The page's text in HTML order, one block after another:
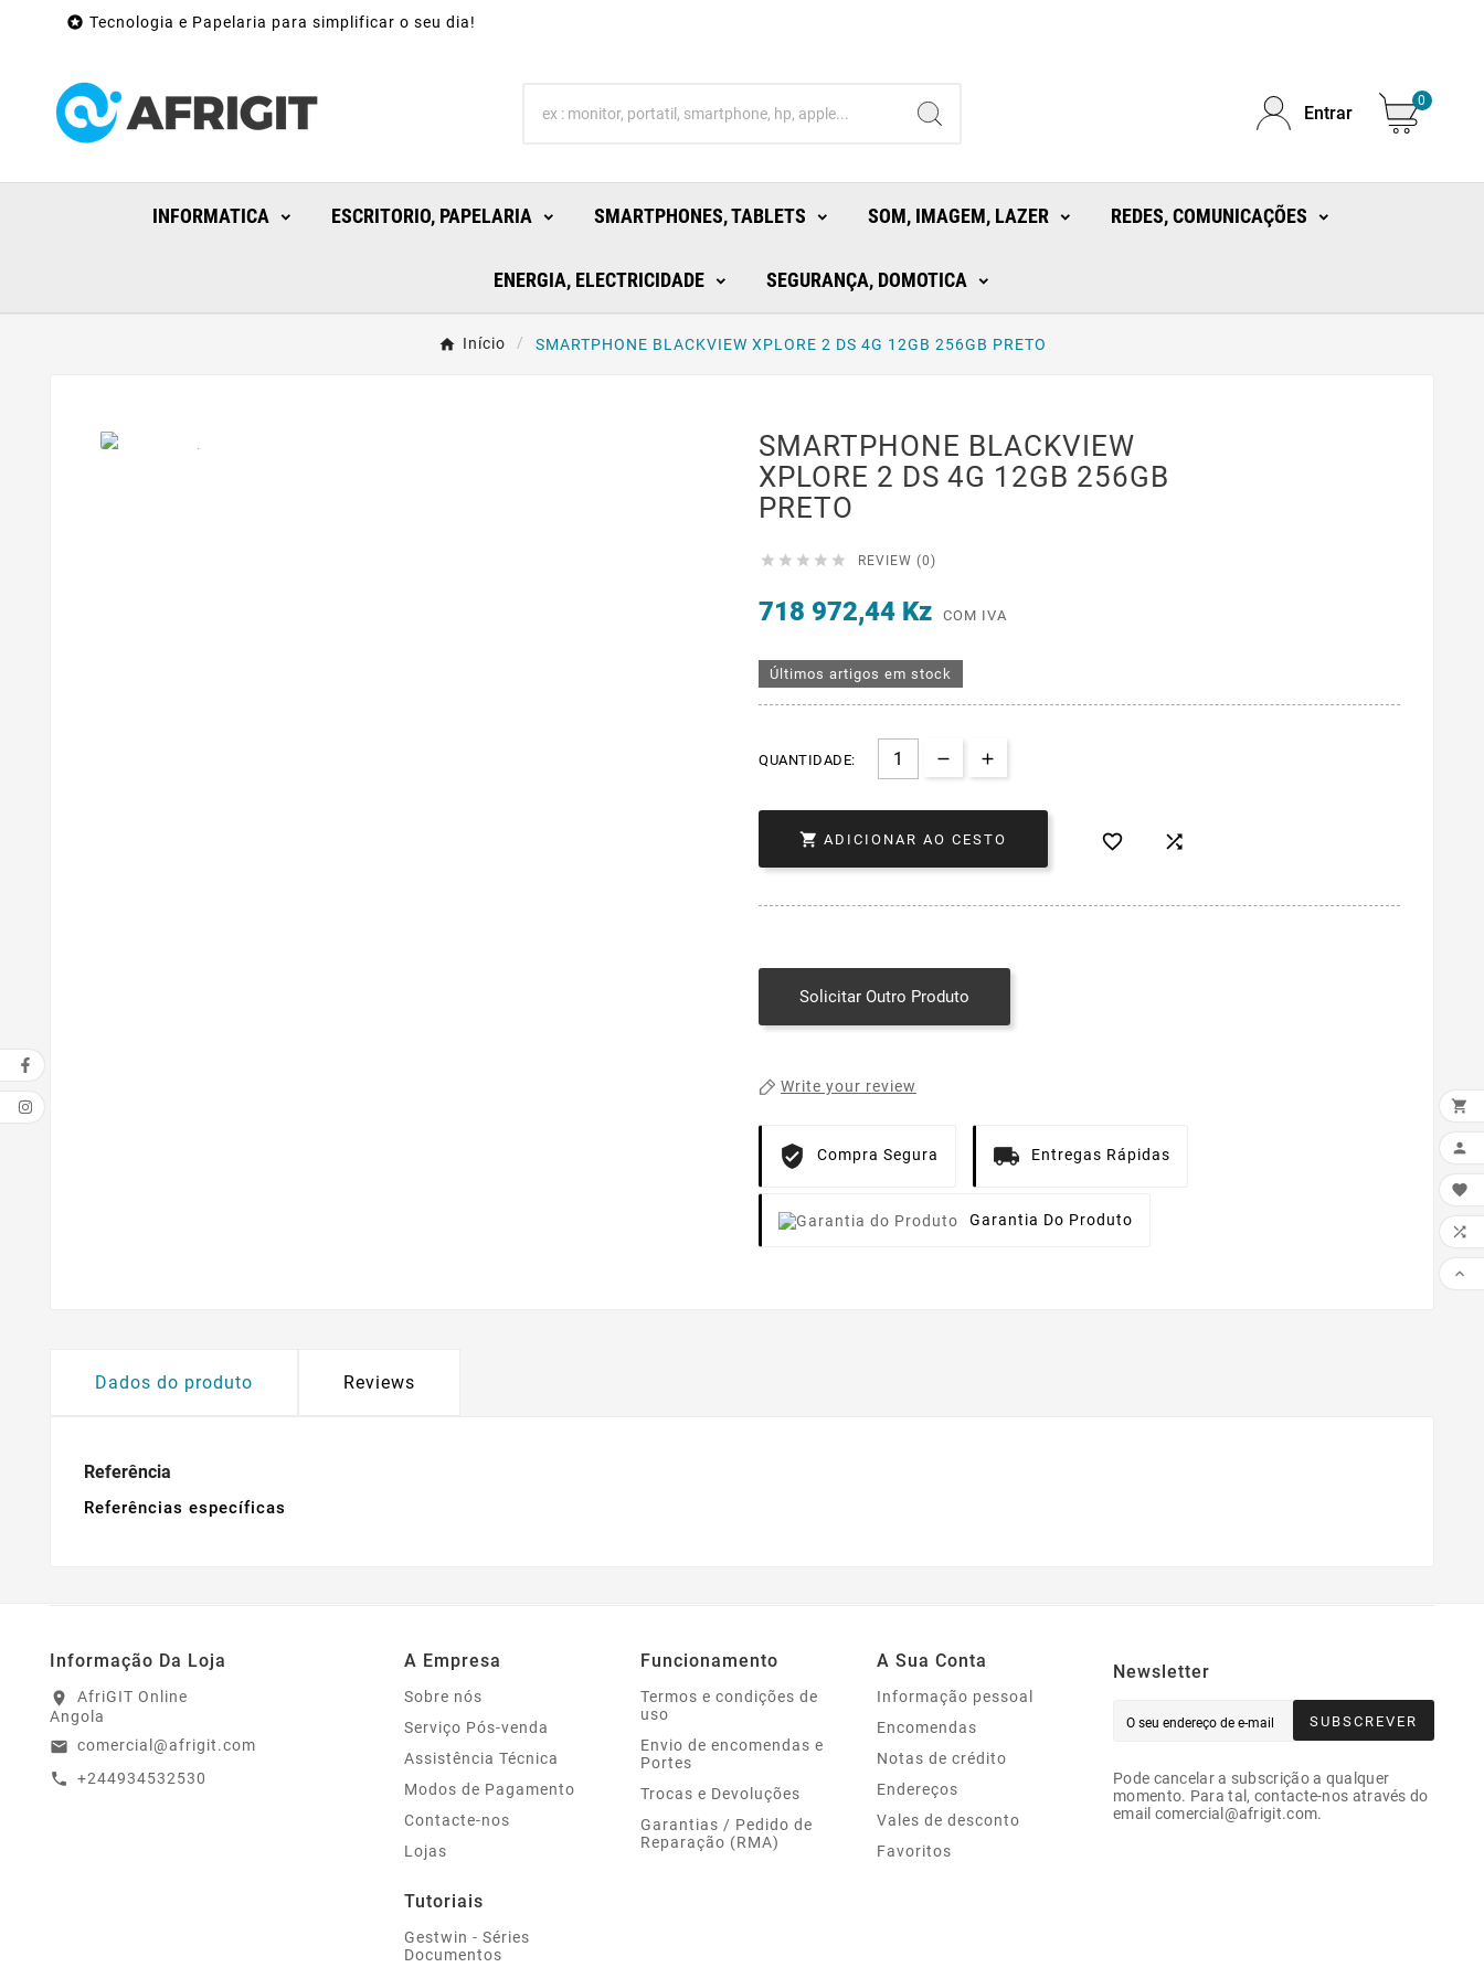
 Tecnologia e Papelaria para simplificar o seu dia!
Entrar
0
INFORMATICA ESCRITORIO, PAPELARIA SMARTPHONES, TABLETS SOM, IMAGEM, LAZER REDES, COMUNICAÇÕES
ENERGIA, ELECTRICIDADE SEGURANÇA, DOMOTICA
Início SMARTPHONE BLACKVIEW XPLORE 2 DS 4G 12GB 256GB PRETO
Apenas Online
SMARTPHONE BLACKVIEW
XPLORE 2 DS 4G 12GB 256GB
PRETO
     REVIEW (0)
718 972,44 Kz COM IVA
Últimos artigos em stock
QUANTIDADE:
 ADICIONAR AO CESTO  
Solicitar Outro Produto
Write your review
Compra Segura Entregas Rápidas
Garantia Do Produto
Dados do produto Reviews
Referência
Referências específicas
Informação Da Loja
location_on
AfriGIT Online
Angola
email comercial@afrigit.com
call +244934532530
A Empresa
Sobre nós
Serviço Pós-venda
Assistência Técnica
Modos de Pagamento
Contacte-nos
Lojas
Tutoriais
Gestwin - Séries
Documentos
Funcionamento
Termos e condições de
uso
Envio de encomendas e
Portes
Trocas e Devoluções
Garantias / Pedido de
Reparação (RMA)
A Sua Conta
Informação pessoal
Encomendas
Notas de crédito
Endereços
Vales de desconto
Favoritos
Newsletter
SUBSCREVER
Pode cancelar a subscrição a qualquer
momento. Para tal, contacte-nos através do
email comercial@afrigit.com.




